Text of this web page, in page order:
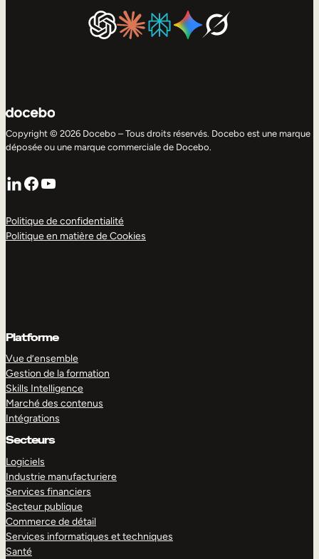
Copyright © 2026 Docebo – Tous droits réservés. Docebo est une marque
déposée ou une marque commerciale de Docebo.
LinkedIn
Facebook
YouTube
Politique de confidentialité
Politique en matière de Cookies
Platforme
Vue d’ensemble
Gestion de la formation
Skills Intelligence
Marché des contenus
Intégrations
Secteurs
Logiciels
Industrie manufacturiere
Services financiers
Secteur publique
Commerce de détail
Services informatiques et techniques
Santé